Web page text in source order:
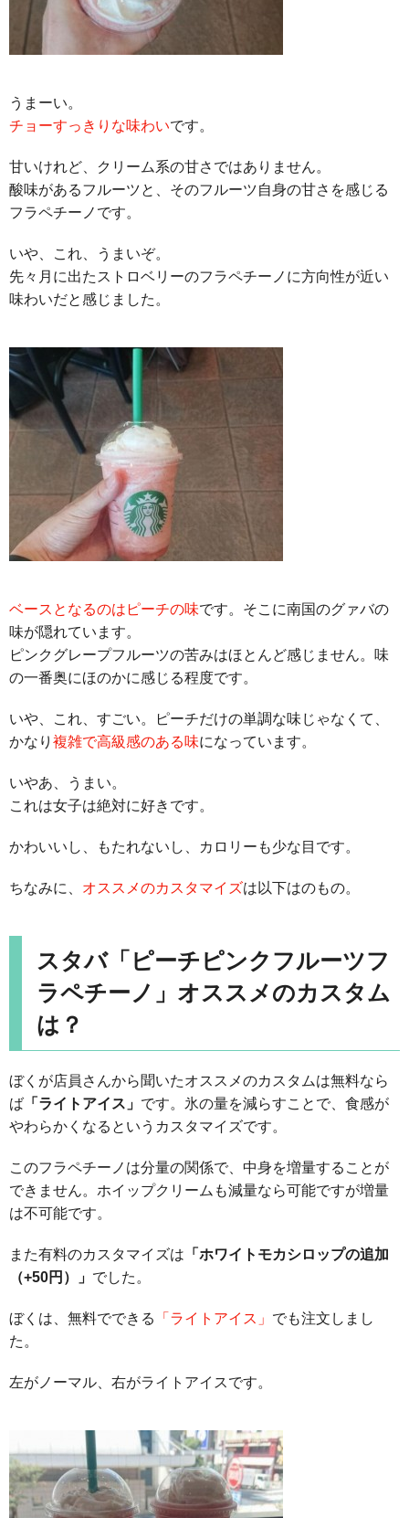
うまーい。
チョーすっきりな味わいです。
甘いけれど、クリーム系の甘さではありません。
酸味があるフルーツと、そのフルーツ自身の甘さを感じる
フラペチーノです。
いや、これ、うまいぞ。
先々月に出たストロベリーのフラペチーノに方向性が近い
味わいだと感じました。
ベースとなるのはピーチの味です。そこに南国のグァバの
味が隠れています。
ピンクグレープフルーツの苦みはほとんど感じません。味
の一番奥にほのかに感じる程度です。
いや、これ、すごい。ピーチだけの単調な味じゃなくて、
かなり 複雑で高級感のある味になっています。
いやあ、うまい。
これは女子は絶対に好きです。
かわいいし、もたれないし、カロリーも少な目です。
ちなみに、 オススメのカスタマイズは以下はのもの。
スタバ「ピーチピンクフルーツフ
ラペチーノ」オススメのカスタム
は？
ぼくが店員さんから聞いたオススメのカスタムは無料なら
ば 「ライトアイス」 です。氷の量を減らすことで、食感が
やわらかくなるというカスタマイズです。
このフラペチーノは分量の関係で、中身を増量することが
できません。ホイップクリームも減量なら可能ですが増量
は不可能です。
また有料のカスタマイズは 「ホワイトモカシロップの追加
（+50円）」 でした。
ぼくは、無料でできる 「ライトアイス」 でも注文しまし
た。
左がノーマル、右がライトアイスです。